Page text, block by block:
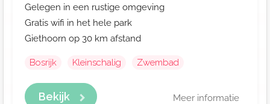
Gelegen in een rustige omgeving
Gratis wifi in het hele park
Giethoorn op 30 km afstand
Bosrijk Kleinschalig Zwembad
Bekijk Meer informatie